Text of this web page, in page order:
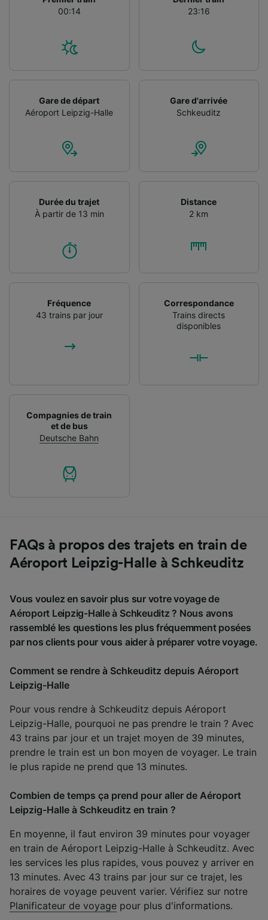
00:14
23:16
Gare de départ
Aéroport Leipzig-Halle
Gare d'arrivée
Schkeuditz
Durée du trajet
À partir de 13 min
Distance
2 km
Fréquence
43 trains par jour
Correspondance
Trains directs
disponibles
Compagnies de train
et de bus
Deutsche Bahn
FAQs à propos des trajets en train de
Aéroport Leipzig-Halle à Schkeuditz
Vous voulez en savoir plus sur votre voyage de
Aéroport Leipzig-Halle à Schkeuditz ? Nous avons
rassemblé les questions les plus fréquemment posées
par nos clients pour vous aider à préparer votre voyage.
Comment se rendre à Schkeuditz depuis Aéroport
Leipzig-Halle
Pour vous rendre à Schkeuditz depuis Aéroport
Leipzig-Halle, pourquoi ne pas prendre le train ? Avec
43 trains par jour et un trajet moyen de 39 minutes,
prendre le train est un bon moyen de voyager. Le train
le plus rapide ne prend que 13 minutes.
Combien de temps ça prend pour aller de Aéroport
Leipzig-Halle à Schkeuditz en train ?
En moyenne, il faut environ 39 minutes pour voyager
en train de Aéroport Leipzig-Halle à Schkeuditz. Avec
les services les plus rapides, vous pouvez y arriver en
13 minutes. Avec 43 trains par jour sur ce trajet, les
horaires de voyage peuvent varier. Vérifiez sur notre
Planificateur de voyage pour plus d'informations.
performance des publicités et du contenu,
études d’audience et développement de
Liste de nos partenaires (fournisseurs)